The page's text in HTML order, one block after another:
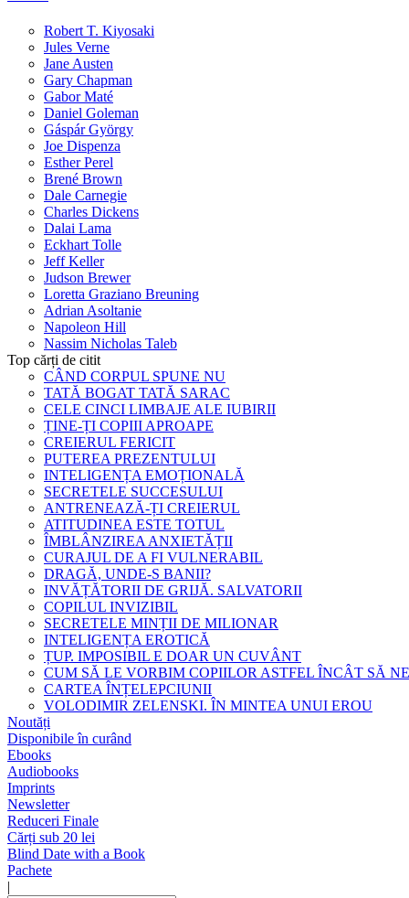
Robert T. Kiyosaki
Jules Verne
Jane Austen
Gary Chapman
Gabor Maté
Daniel Goleman
Gáspár György
Joe Dispenza
Esther Perel
Brené Brown
Dale Carnegie
Charles Dickens
Dalai Lama
Eckhart Tolle
Jeff Keller
Judson Brewer
Loretta Graziano Breuning
Adrian Asoltanie
Napoleon Hill
Nassim Nicholas Taleb
Top cărți de citit
CÂND CORPUL SPUNE NU
TATĂ BOGAT TATĂ SARAC
CELE CINCI LIMBAJE ALE IUBIRII
ȚINE-ȚI COPIII APROAPE
CREIERUL FERICIT
PUTEREA PREZENTULUI
INTELIGENȚA EMOȚIONALĂ
SECRETELE SUCCESULUI
ANTRENEAZĂ-ȚI CREIERUL
ATITUDINEA ESTE TOTUL
ÎMBLÂNZIREA ANXIETĂȚII
CURAJUL DE A FI VULNERABIL
DRAGĂ, UNDE-S BANII?
INVĂȚĂTORII DE GRIJĂ. SALVATORII
COPILUL INVIZIBIL
SECRETELE MINȚII DE MILIONAR
INTELIGENȚA EROTICĂ
ȚUP. IMPOSIBIL E DOAR UN CUVÂNT
CUM SĂ LE VORBIM COPIILOR ASTFEL ÎNCÂT SĂ
CARTEA ÎNȚELEPCIUNII
VOLODIMIR ZELENSKI. ÎN MINTEA UNUI EROU
Noutăți
Disponibile în curând
Ebooks
Audiobooks
Imprints
Newsletter
Reduceri Finale
Cărți sub 20 lei
Blind Date with a Book
Pachete
|